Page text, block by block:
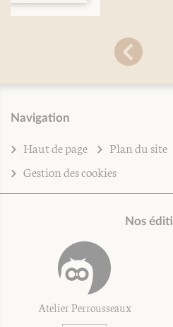
Navigation
Haut de page Plan du site
Gestion des cookies
Nos
Atelier Perrousseaux